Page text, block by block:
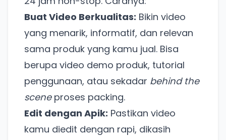
Buat Video Berkualitas: Bikin video
yang menarik, informatif, dan relevan
sama produk yang kamu jual. Bisa
berupa video demo produk, tutorial
penggunaan, atau sekadar behind the
sceneproses packing.
Edit dengan Apik: Pastikan video
kamu diedit dengan rapi, dikasih